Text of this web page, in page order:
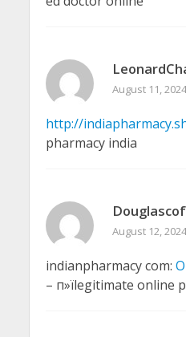
August 11,
http://
pharmacy india
Douglascof
August 12,
indianpharmacy com:
– п»їlegitimate online